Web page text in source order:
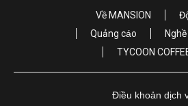
Về MANSION
Quảng cáo
TYCOON
Điều khoản dịch